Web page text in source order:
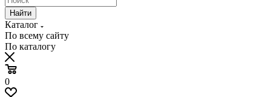
Найти
Каталог
По всему сайту
По каталогу
0